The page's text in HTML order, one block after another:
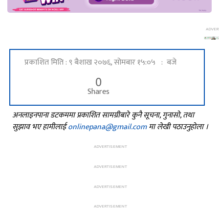
प्रकाशित मिति : ९ बैशाख २०७६, सोमबार १५:०५ : बजे
0
Shares
अनलाइनपाना डटकममा प्रकाशित सामग्रीबारे कुनै सूचना, गुनासो, तथा
सुझाव भए हामीलाईonlinepana@gmail.comमा लेखी पठाउनुहोला ।